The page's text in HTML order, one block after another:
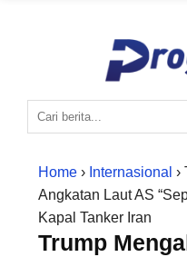
Home › Internasional ›
Angkatan Laut AS
Kapal Tanker Iran
Trump